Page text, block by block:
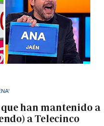
han mantenido a
a Telecinco